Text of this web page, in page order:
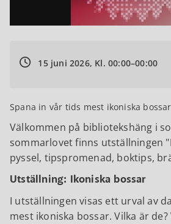
15 juni 2026, Kl. 00:00–00:00
Spana in vår tids mest ikoniska
Välkommen på bibliotekshäng i
sommarlovet finns utställningen
pyssel, tipspromenad, boktips,
Utställning: Ikoniska bossar
I utställningen visas ett urval av
mest ikoniska bossar. Vilka är